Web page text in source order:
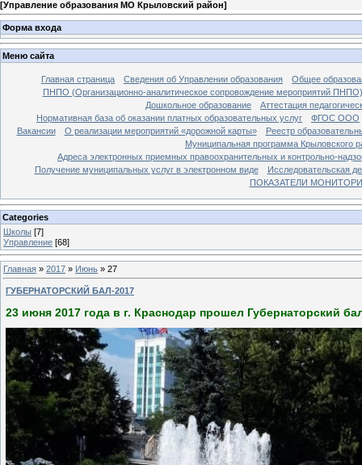
[Управление образования МО Крыловский район]
Форма входа
Меню сайта
Главная страница Сведения об Управлении образования
Общее
ПНПО (Организационно-аналитическое сопровождение мероприятий ПНПО)
Дошкольное образование
Аттестация
Нормативная база об оказании платных образовательных услуг
ФГОС ООО
Вакансии
О реализации мероприятий «дорожной карты»
Реестр
Муниципальная программа Крыловского
Адреса электронных приемных правоохранительных и контрольно-
Получение муниципальных услуг в электронном виде
Исследовательская
ПОКАЗАТЕЛИ
Categories
Школы [7]
Управление [68]
Главная » 2017 » Июнь » 27
ГУБЕРНАТОРСКИЙ БАЛ-2017
23 июня 2017 года в г. Краснодар прошел Губернаторский